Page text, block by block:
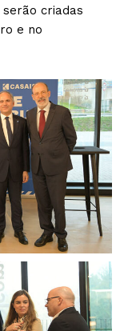
criadas
e no